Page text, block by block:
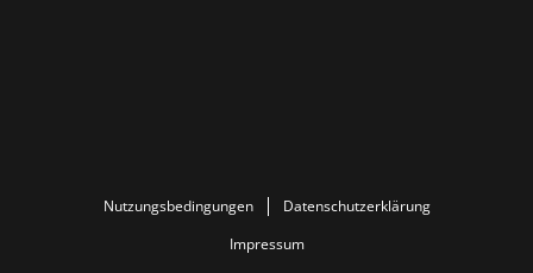
Nutzungsbedingungen
Datenschutzerklärung
Impressum